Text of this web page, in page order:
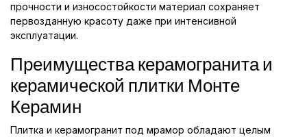
прочности и износостойкости материал сохраняет
первозданную красоту даже при интенсивной
эксплуатации.
Преимущества керамогранита и
керамической плитки Монте
Керамин
Плитка и керамогранит под мрамор обладают целым